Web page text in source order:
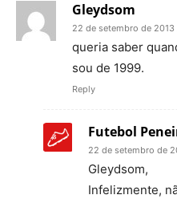
Gleydsom
22 de setembro de 2013
queria saber
sou de 1999.
Reply
Futebol
22 de setembro de
Gleydsom,
Infelizmente,